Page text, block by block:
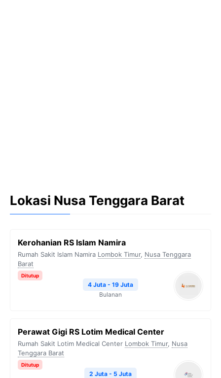
Lokasi Nusa Tenggara Barat
Kerohanian RS Islam Namira
Rumah Sakit Islam Namira Lombok Timur, Nusa Tenggara
Barat
Ditutup
4 Juta - 19 Juta
Bulanan
Perawat Gigi RS Lotim Medical Center
Rumah Sakit Lotim Medical Center Lombok Timur, Nusa
Tenggara Barat
Ditutup
2 Juta - 5 Juta